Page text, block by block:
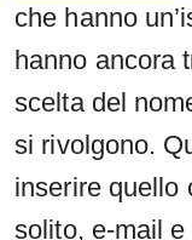
che hanno
hanno ancora
scelta del
si rivolgono.
inserire quello
solito, e-mail